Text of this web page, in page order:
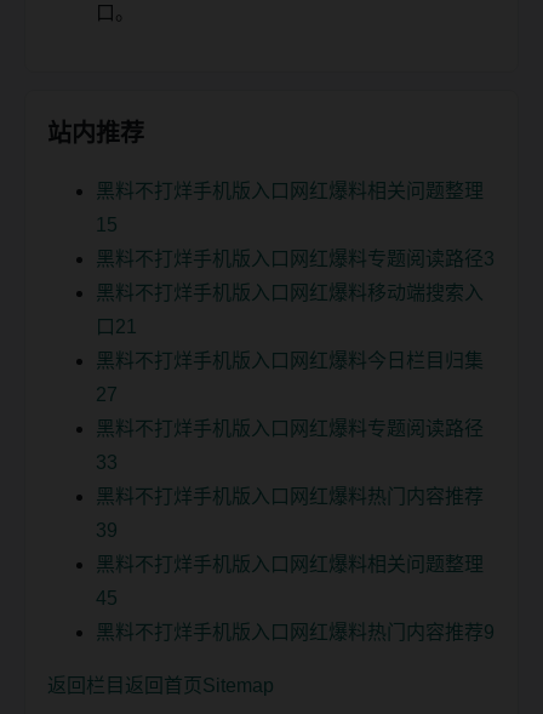
口。
站内推荐
黑料不打烊手机版入口网红爆料相关问题整理
15
黑料不打烊手机版入口网红爆料专题阅读路径3
黑料不打烊手机版入口网红爆料移动端搜索入
口21
黑料不打烊手机版入口网红爆料今日栏目归集
27
黑料不打烊手机版入口网红爆料专题阅读路径
33
黑料不打烊手机版入口网红爆料热门内容推荐
39
黑料不打烊手机版入口网红爆料相关问题整理
45
黑料不打烊手机版入口网红爆料热门内容推荐9
返回栏目 返回首页 Sitemap